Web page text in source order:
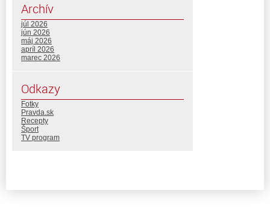
Archív
júl 2026
jún 2026
máj 2026
apríl 2026
marec 2026
Odkazy
Fotky
Pravda.sk
Recepty
Šport
TV program